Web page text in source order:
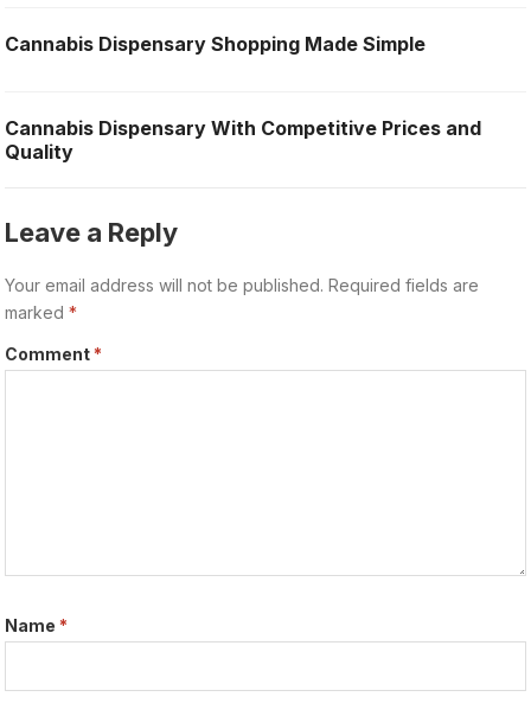
Cannabis Dispensary Shopping Made Simple
Cannabis Dispensary With Competitive Prices and
Quality
Leave a Reply
Your email address will not be published. Required fields are
marked*
Comment *
Name *